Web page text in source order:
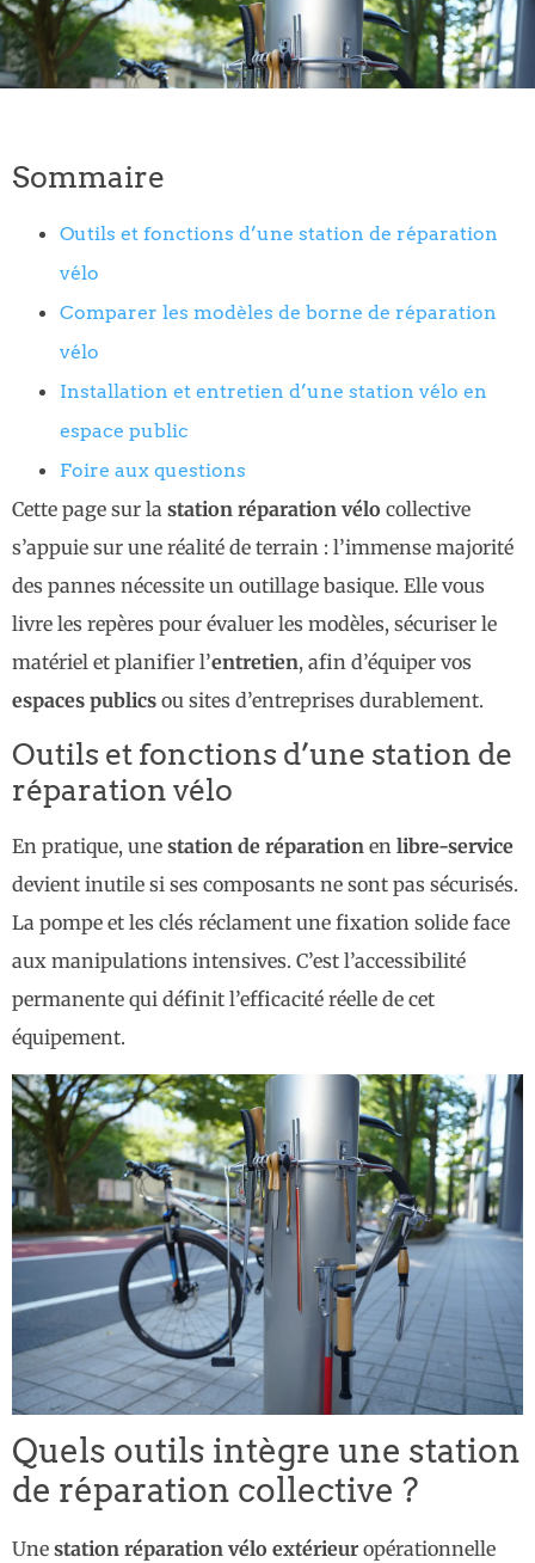
Sommaire
Outils et fonctions d’une station de réparation
vélo
Comparer les modèles de borne de réparation
vélo
Installation et entretien d’une station vélo en
espace public
Foire aux questions
Cette page sur la station réparation vélo collective
s’appuie sur une réalité de terrain : l’immense majorité
des pannes nécessite un outillage basique. Elle vous
livre les repères pour évaluer les modèles, sécuriser le
matériel et planifier l’entretien, afin d’équiper vos
espaces publics ou sites d’entreprises durablement.
Outils et fonctions d’une station de
réparation vélo
En pratique, une station de réparation en libre-service
devient inutile si ses composants ne sont pas sécurisés.
La pompe et les clés réclament une fixation solide face
aux manipulations intensives. C’est l’accessibilité
permanente qui définit l’efficacité réelle de cet
équipement.
Quels outils intègre une station
de réparation collective ?
Une station réparation vélo extérieur opérationnelle